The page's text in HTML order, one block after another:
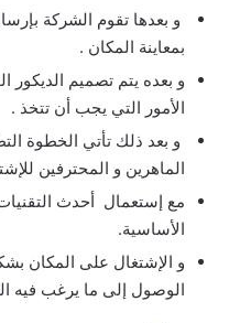
و بعدها تقوم الشركة
بمعاينة المكان .
و بعده يتم تصميم الديكور
الأمور التي يجب أن تتخذ .
و بعد ذلك تأتي الخطوة
الماهرين و المحترفين
مع إستعمال أحدث
الأساسية.
و الإشتغال على المكان
الوصول إلى ما يرغب فيه